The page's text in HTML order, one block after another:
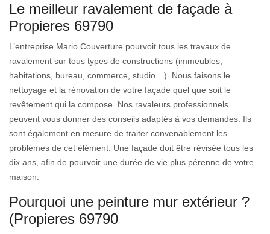
Le meilleur ravalement de façade à
Propieres 69790
L’entreprise Mario Couverture pourvoit tous les travaux de
ravalement sur tous types de constructions (immeubles,
habitations, bureau, commerce, studio…). Nous faisons le
nettoyage et la rénovation de votre façade quel que soit le
revêtement qui la compose. Nos ravaleurs professionnels
peuvent vous donner des conseils adaptés à vos demandes. Ils
sont également en mesure de traiter convenablement les
problèmes de cet élément. Une façade doit être révisée tous les
dix ans, afin de pourvoir une durée de vie plus pérenne de votre
maison.
Pourquoi une peinture mur extérieur ?
(Propieres 69790